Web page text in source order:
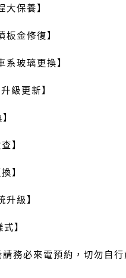
大保養】
板金修復】
系玻璃更換】
升級更新】
】
】
升級】
】
務必來電預約，切勿自